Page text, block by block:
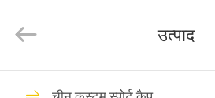
Manufacturing
Rights
उत्पाद